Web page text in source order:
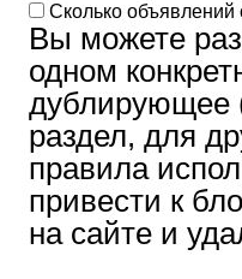
Сколько объявлений
Вы можете
одном
дублирующее
раздел, для
правила
привести к
на сайте и